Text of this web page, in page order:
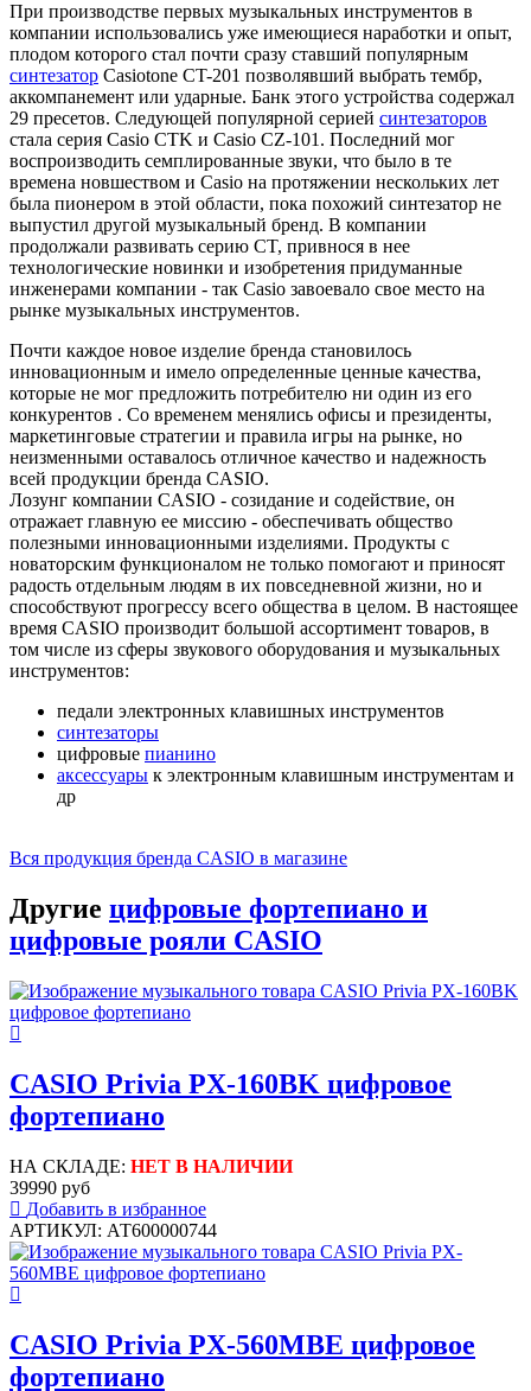
При производстве первых музыкальных инструментов в
компании использовались уже имеющиеся наработки и опыт,
плодом которого стал почти сразу ставший популярным
синтезатор Casiotone CT-201 позволявший выбрать тембр,
аккомпанемент или ударные. Банк этого устройства содержал
29 пресетов. Следующей популярной серией синтезаторов
стала серия Casio CTK и Casio CZ-101. Последний мог
воспроизводить семплированные звуки, что было в те
времена новшеством и Casio на протяжении нескольких лет
была пионером в этой области, пока похожий синтезатор не
выпустил другой музыкальный бренд. В компании
продолжали развивать серию CT, привнося в нее
технологические новинки и изобретения придуманные
инженерами компании - так Casio завоевало свое место на
рынке музыкальных инструментов.
Почти каждое новое изделие бренда становилось
инновационным и имело определенные ценные качества,
которые не мог предложить потребителю ни один из его
конкурентов . Со временем менялись офисы и президенты,
маркетинговые стратегии и правила игры на рынке, но
неизменными оставалось отличное качество и надежность
всей продукции бренда CASIO.
Лозунг компании CASIO - созидание и содействие, он
отражает главную ее миссию - обеспечивать общество
полезными инновационными изделиями. Продукты с
новаторским функционалом не только помогают и приносят
радость отдельным людям в их повседневной жизни, но и
способствуют прогрессу всего общества в целом. В настоящее
время CASIO производит большой ассортимент товаров, в
том числе из сферы звукового оборудования и музыкальных
инструментов:
педали электронных клавишных инструментов
синтезаторы
цифровые пианино
аксессуары к электронным клавишным инструментам и
др
Вся продукция бренда CASIO в магазине
Другие цифровые фортепиано и
цифровые рояли CASIO
CASIO Privia PX-160BK цифровое
фортепиано
НА СКЛАДЕ: НЕТ В НАЛИЧИИ
39990 руб
Добавить в избранное
АРТИКУЛ: АТ600000744
CASIO Privia PX-560MBE цифровое
фортепиано